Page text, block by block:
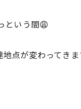
という間😩
点が変わってき